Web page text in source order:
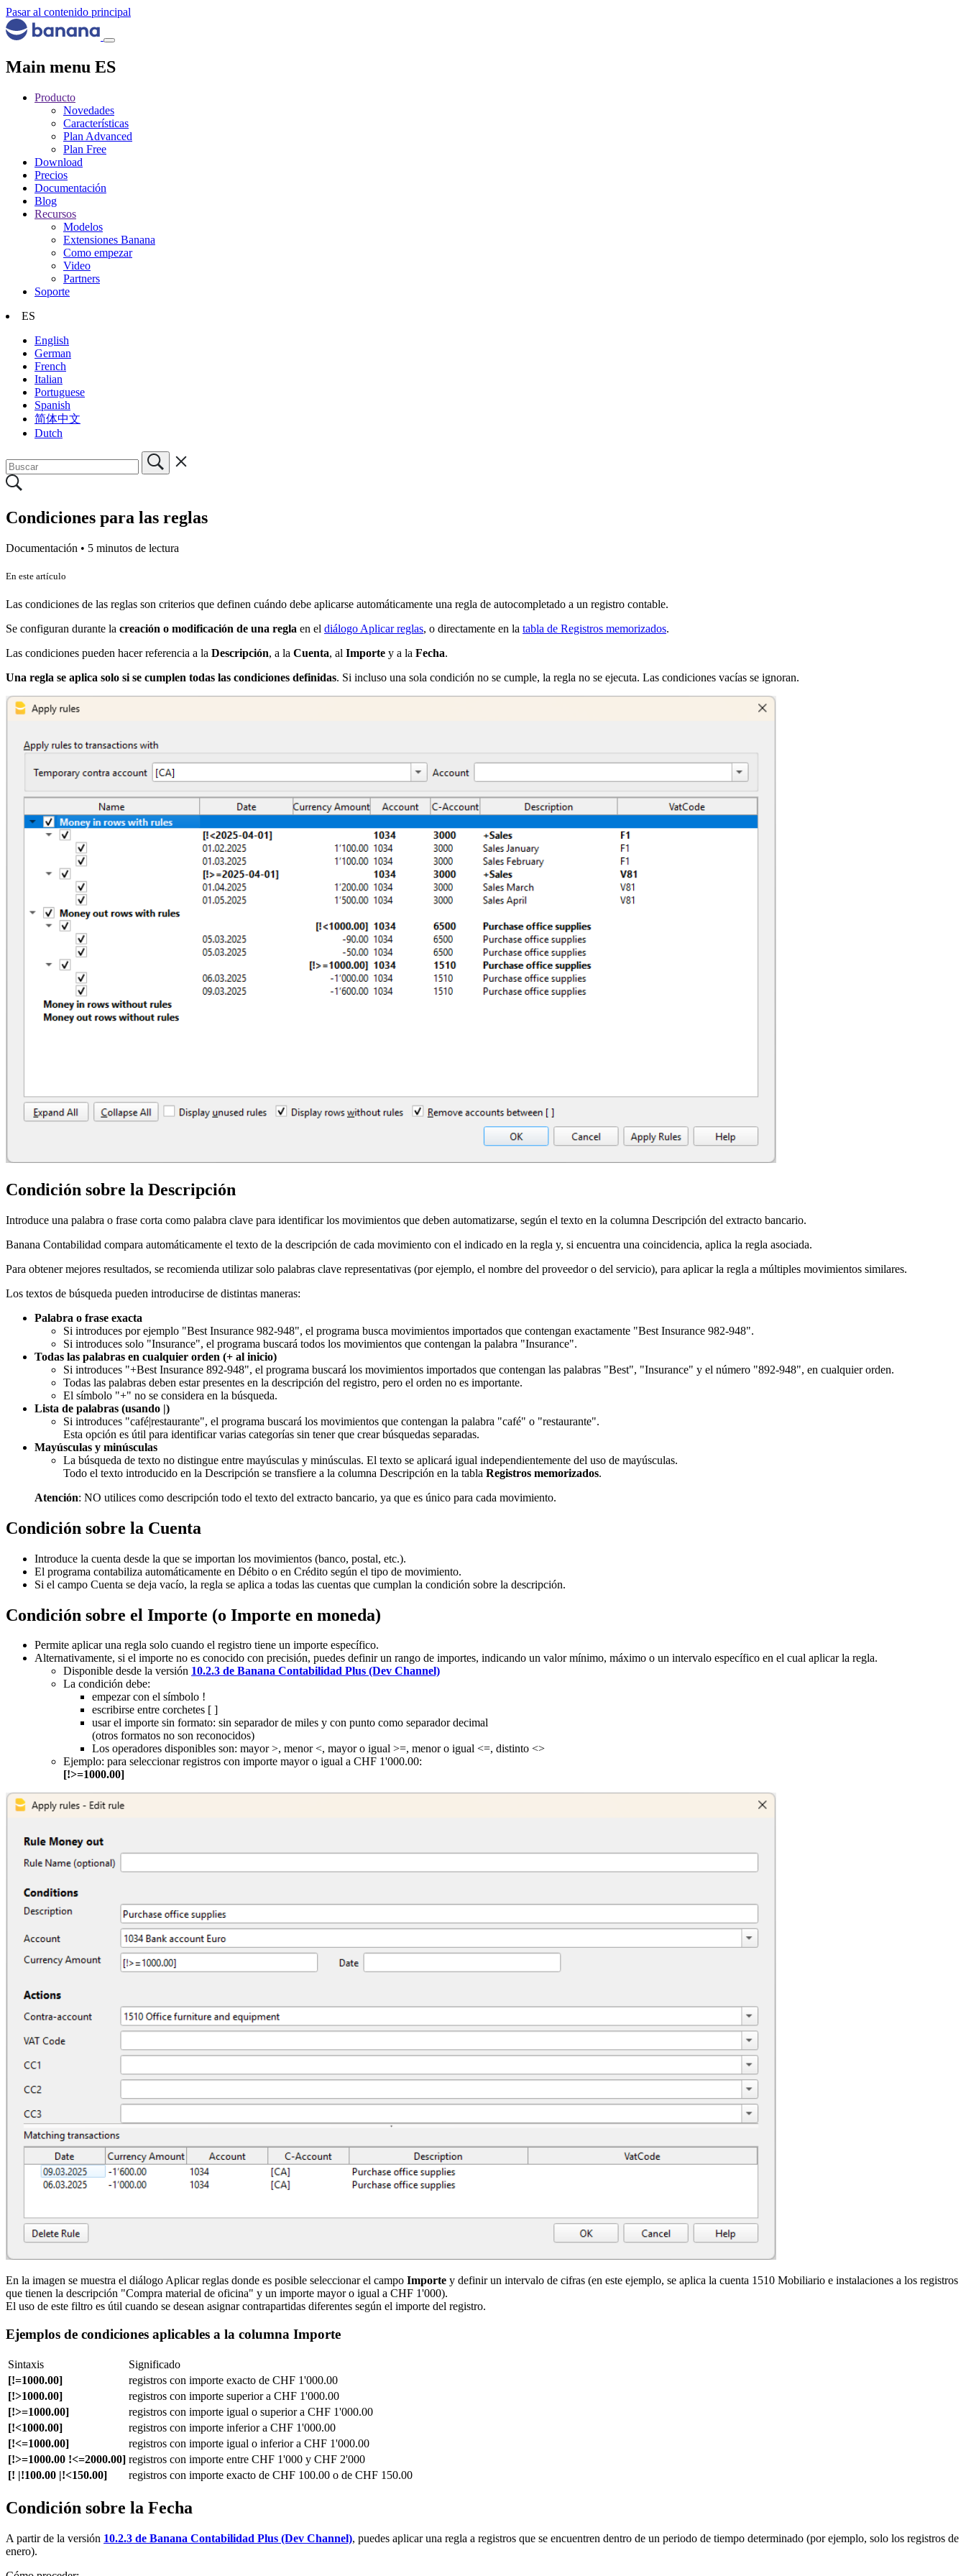
Pasar al contenido principal
Main menu ES
Producto
Novedades
Características
Plan Advanced
Plan Free
Download
Precios
Documentación
Blog
Recursos
Modelos
Extensiones Banana
Como empezar
Video
Partners
Soporte
ES
English
German
French
Italian
Portuguese
Spanish
简体中文
Dutch
Condiciones para las reglas
Documentación • 5 minutos de lectura
En este artículo
Las condiciones de las reglas son criterios que definen cuándo debe aplicarse automáticamente una regla de autocompletado a un registro contable.
Se configuran durante la creación o modificación de una regla en el diálogo Aplicar reglas, o directamente en la tabla de Registros memorizados.
Las condiciones pueden hacer referencia a la Descripción, a la Cuenta, al Importe y a la Fecha.
Una regla se aplica solo si se cumplen todas las condiciones definidas. Si incluso una sola condición no se cumple, la regla no se ejecuta. Las condiciones vacías se ignoran.
Condición sobre la Descripción
Introduce una palabra o frase corta como palabra clave para identificar los movimientos que deben automatizarse, según el texto en la columna Descripción del extracto bancario.
Banana Contabilidad compara automáticamente el texto de la descripción de cada movimiento con el indicado en la regla y, si encuentra una coincidencia, aplica la regla asociada.
Para obtener mejores resultados, se recomienda utilizar solo palabras clave representativas (por ejemplo, el nombre del proveedor o del servicio), para aplicar la regla a múltiples movimientos similares.
Los textos de búsqueda pueden introducirse de distintas maneras:
Palabra o frase exacta
Si introduces por ejemplo "Best Insurance 982-948", el programa busca movimientos importados que contengan exactamente "Best Insurance 982-948".
Si introduces solo "Insurance", el programa buscará todos los movimientos que contengan la palabra "Insurance".
Todas las palabras en cualquier orden (+ al inicio)
Si introduces "+Best Insurance 892-948", el programa buscará los movimientos importados que contengan las palabras "Best", "Insurance" y el número "892-948", en cualquier orden.
Todas las palabras deben estar presentes en la descripción del registro, pero el orden no es importante.
El símbolo "+" no se considera en la búsqueda.
Lista de palabras (usando |)
Si introduces "café|restaurante", el programa buscará los movimientos que contengan la palabra "café" o "restaurante".
Esta opción es útil para identificar varias categorías sin tener que crear búsquedas separadas.
Mayúsculas y minúsculas
La búsqueda de texto no distingue entre mayúsculas y minúsculas. El texto se aplicará igual independientemente del uso de mayúsculas.
Todo el texto introducido en la Descripción se transfiere a la columna Descripción en la tabla Registros memorizados.
Atención: NO utilices como descripción todo el texto del extracto bancario, ya que es único para cada movimiento.
Condición sobre la Cuenta
Introduce la cuenta desde la que se importan los movimientos (banco, postal, etc.).
El programa contabiliza automáticamente en Débito o en Crédito según el tipo de movimiento.
Si el campo Cuenta se deja vacío, la regla se aplica a todas las cuentas que cumplan la condición sobre la descripción.
Condición sobre el Importe (o Importe en moneda)
Permite aplicar una regla solo cuando el registro tiene un importe específico.
Alternativamente, si el importe no es conocido con precisión, puedes definir un rango de importes, indicando un valor mínimo, máximo o un intervalo específico en el cual aplicar la regla.
Disponible desde la versión 10.2.3 de Banana Contabilidad Plus (Dev Channel)
La condición debe:
empezar con el símbolo !
escribirse entre corchetes [ ]
usar el importe sin formato: sin separador de miles y con punto como separador decimal
(otros formatos no son reconocidos)
Los operadores disponibles son: mayor >, menor <, mayor o igual >=, menor o igual <=, distinto <>
Ejemplo: para seleccionar registros con importe mayor o igual a CHF 1'000.00:
[!>=1000.00]
En la imagen se muestra el diálogo Aplicar reglas donde es posible seleccionar el campo Importe y definir un intervalo de cifras (en este ejemplo, se aplica la cuenta 1510 Mobiliario e instalaciones a los registros
que tienen la descripción "Compra material de oficina" y un importe mayor o igual a CHF 1'000).
El uso de este filtro es útil cuando se desean asignar contrapartidas diferentes según el importe del registro.
Ejemplos de condiciones aplicables a la columna Importe
Sintaxis
Significado
[!=1000.00]
registros con importe exacto de CHF 1'000.00
[!>1000.00]
registros con importe superior a CHF 1'000.00
[!>=1000.00]
registros con importe igual o superior a CHF 1'000.00
[!<1000.00]
registros con importe inferior a CHF 1'000.00
[!<=1000.00]
registros con importe igual o inferior a CHF 1'000.00
[!>=1000.00 !<=2000.00] registros con importe entre CHF 1'000 y CHF 2'000
[! |!100.00 |!<150.00]
registros con importe exacto de CHF 100.00 o de CHF 150.00
Condición sobre la Fecha
A partir de la versión 10.2.3 de Banana Contabilidad Plus (Dev Channel), puedes aplicar una regla a registros que se encuentren dentro de un periodo de tiempo determinado (por ejemplo, solo los registros de
enero).